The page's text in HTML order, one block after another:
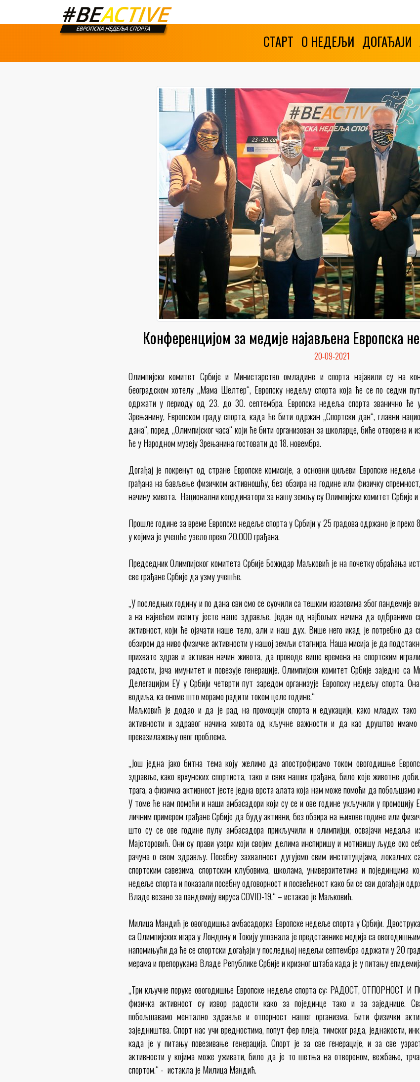
СТАРТ О НЕДЕЉИ ДОГАЂАЈИ
Конференцијом за медије најављена Европска
20-09-2021
Олимпијски комитет Србије и Министарство омладине и спорта најавили су на
београдском хотелу „Мама Шелтер“, Европску недељу спорта која ће се по седми
одржати у периоду од 23. до 30. септембра. Европска недеља спорта званично ће
Зрењанину, Европском граду спорта, када ће бити одржан „Спортски дан“, главни
дана“, поред „Олимпијског часа“ који ће бити организован за школарце, биће отворена и
ће у Народном музеју Зрењанина гостовати до 18. новембра.
Догађај је покренут од стране Европске комисије, а основни циљеви Европске
грађана на бављење физичком активношћу, без обзира на године или физичку
начину живота. Национални координатори за нашу земљу су Олимпијски комитет Србије
Прошле године за време Европске недеље спорта у Србији у 25 градова одржано је преко
у којима је учешће узело преко 20.000 грађана.
Председник Олимпијског комитета Србије Божидар Маљковић је на почетку обраћања
све грађане Србије да узму учешће.
„У последњих годину и по дана сви смо се суочили са тешким изазовима због пандемије
а на највећем испиту јесте наше здравље. Један од најбољих начина да одбранимо
активност, који ће ојачати наше тело, али и наш дух. Више него икад је потребно да
обзиром да ниво физичке активности у нашој земљи стагнира. Наша мисија је да
прихвате здрав и активан начин живота, да проводе више времена на спортским
радости, јача имунитет и повезује генерације. Олимпијски комитет Србије заједно
Делегацијом ЕУ у Србији четврти пут заредом организује Европску недељу спорта.
водиља, ка ономе што морамо радити током целе године.“
Маљковић је додао и да је рад на промоцији спорта и едукацији, како младих тако
активности и здравог начина живота од кључне важности и да као друштво
превазилажењу овог проблема.
„Још једна јако битна тема коју желимо да апострофирамо током овогодишње
здравље, како врхунских спортиста, тако и свих наших грађана, било које животне
трага, а физичка активност јесте једна врста алата која нам може помоћи да
У томе ће нам помоћи и наши амбасадори који су се и ове године укључили у промоцију
личним примером грађане Србије да буду активни, без обзира на њихове године или
што су се ове године пулу амбасадора прикључили и олимпијци, освајачи медаља
Мајсторовић. Они су прави узори који својим делима инспиришу и мотивишу људе око
рачуна о свом здрављу. Посебну захвалност дугујемо свим институцијама, локалних
спортским савезима, спортским клубовима, школама, универзитетима и појединцима
недеље спорта и показали посебну одговорност и посвећеност како би се сви догађаји
Владе везано за пандемију вируса COVID-19.“ – истакао је Маљковић.
Милица Мандић је овогодишња амбасадорка Европске недеље спорта у Србији.
са Олимпијских игара у Лондону и Токију упознала је представнике медија са
напомињући да ће се спортски догађаји у последњој недељи септембра одржати у 20
мерама и препорукама Владе Републике Србије и кризног штаба када је у питању
„Три кључне поруке овогодишње Европске недеље спорта су: РАДОСТ, ОТПОРНОСТ
физичка активност су извор радости како за појединце тако и за заједнице.
побољшавамо ментално здравље и отпорност нашег организма. Бити физички
заједништва. Спорт нас учи вредностима, попут фер плеја, тимског рада, једнакости,
када је у питању повезивање генерација. Спорт је за све генерације, и за све
активности у којима може уживати, било да је то шетња на отвореном, вежбање,
спортом.“ - истакла је Милица Мандић.